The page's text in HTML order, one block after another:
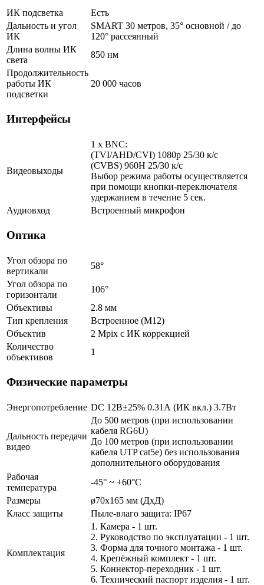
ИК подсветка
Есть
Дальность и угол
ИК
SMART 30 метров, 35° основной / до
120° рассеянный
Длина волны ИК
света
850 нм
Продолжительность
работы ИК
подсветки
20 000 часов
Интерфейсы
Видеовыходы
1 x BNC:
(TVI/AHD/CVI) 1080p 25/30 к/с
(CVBS) 960H 25/30 к/с
Выбор режима работы осуществляется
при помощи кнопки-переключателя
удержанием в течение 5 сек.
Аудиовход
Встроенный микрофон
Оптика
Угол обзора по
вертикали
58°
Угол обзора по
горизонтали
106°
Объективы
2.8 мм
Тип крепления
Встроенное (М12)
Объектив
2 Mpix c ИК коррекцией
Количество
объективов
1
Физические параметры
Энергопотребление DC 12В±25% 0.31А (ИК вкл.) 3.7Вт
Дальность передачи
видео
До 500 метров (при использовании
кабеля RG6U)
До 100 метров (при использовании
кабеля UTP cat5e) без использования
дополнительного оборудования
Рабочая
температура
-45° ~ +60°С
Размеры
ø70х165 мм (ДхД)
Класс защиты
Пыле-влаго защита: IP67
Комплектация
1. Камера - 1 шт.
2. Руководство по эксплуатации - 1 шт.
3. Форма для точного монтажа - 1 шт.
4. Крепёжный комплект - 1 шт.
5. Коннектор-переходник - 1 шт.
6. Технический паспорт изделия - 1 шт.